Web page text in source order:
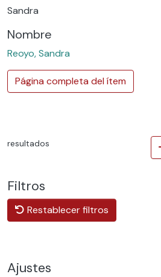
Sandra
Nombre
Reoyo, Sandra
Página completa del ítem
resultados
Filtros
Restablecer filtros
Ajustes